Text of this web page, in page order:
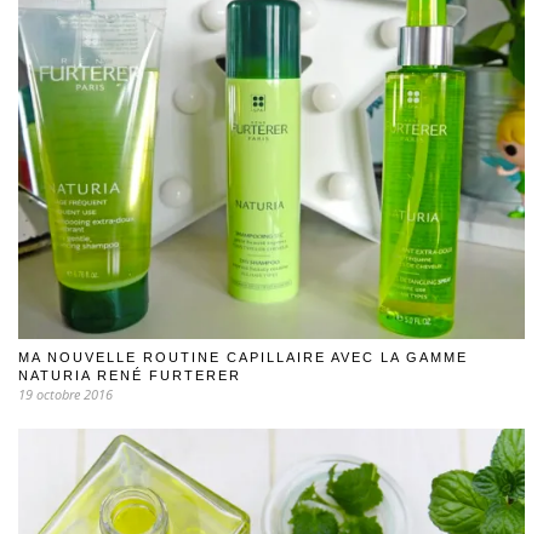
MA NOUVELLE ROUTINE CAPILLAIRE AVEC LA GAMME
NATURIA RENÉ FURTERER
19 octobre 2016